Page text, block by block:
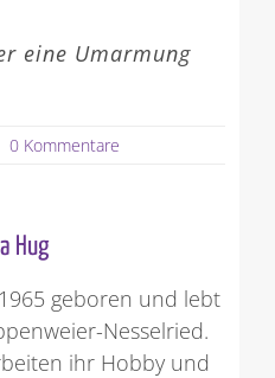
eine Umarmung
0 Kommentare
Hug
geboren und lebt
Nesselried.
ihr Hobby und